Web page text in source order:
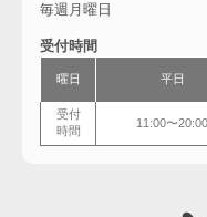
毎週月曜日
受付時間
曜日 平日
受付
時間
11:00〜20:00